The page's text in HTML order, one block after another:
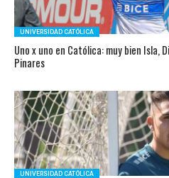
UNIVERSIDAD CATÓLICA
Uno x uno en Católica: muy bien Isla,
Pinares
UNIVERSIDAD CATÓLICA